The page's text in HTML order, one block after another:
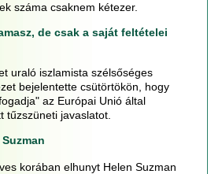
száma csaknem kétezer.
de csak a saját feltételei
uraló iszlamista szélsőséges
bejelentette csütörtökön, hogy
az Európai Unió által
tűzszüneti javaslatot.
korában elhunyt Helen Suzman